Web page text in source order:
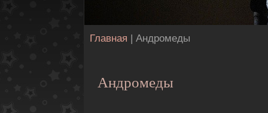
Главная | Андромеды
Андромеды